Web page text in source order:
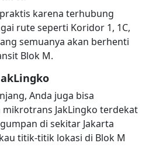
karena terhubung
rute seperti Koridor 1, 1C,
semuanya akan berhenti
Blok M.
Anda juga bisa
JakLingko terdekat
di sekitar Jakarta
titik-titik lokasi di Blok M